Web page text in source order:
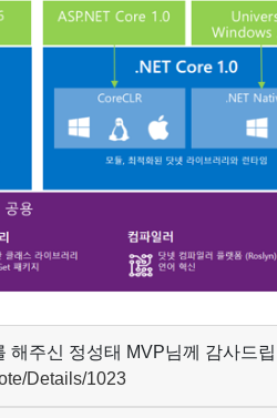
해주신 정성태 MVP님께 감사드
Details/1023